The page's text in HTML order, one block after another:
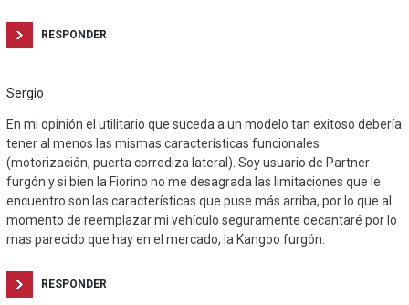
RESPONDER
Sergio
En mi opinión el utilitario que suceda a un modelo tan exitoso debería
tener al menos las mismas características funcionales
(motorización, puerta corrediza lateral). Soy usuario de Partner
furgón y si bien la Fiorino no me desagrada las limitaciones que le
encuentro son las características que puse más arriba, por lo que al
momento de reemplazar mi vehículo seguramente decantaré por lo
mas parecido que hay en el mercado, la Kangoo furgón.
RESPONDER